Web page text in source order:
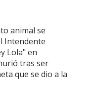
animal se
Intendente
Lola" en
tras ser
que se dio a la